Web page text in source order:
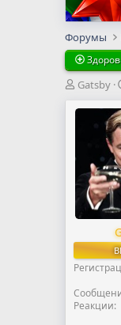
Форумы
А
т
м
ы
Gatsby
Реакции